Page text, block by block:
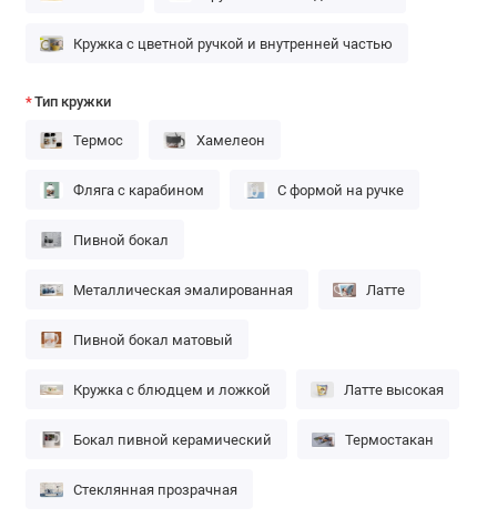
Кружка с цветной ручкой и внутренней частью
Тип кружки
Термос Хамелеон
Фляга с карабином С формой на ручке
Пивной бокал
Металлическая эмалированная Латте
Пивной бокал матовый
Кружка с блюдцем и ложкой Латте высокая
Бокал пивной керамический Термостакан
Стеклянная прозрачная